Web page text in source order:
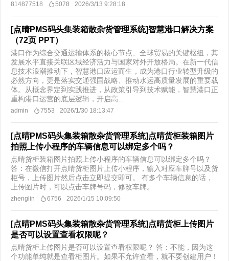
814877518 5078 2026/3/13 9:28:18
[点晴PMS码头集装箱散杂货管理系统]智慧港口解决方案
（72页 PPT）
港口作为综合交通运输体系的核心节点、全球贸易的关键枢纽，其
发展水平直接关联区域经济活力与国家对外开放格局。在新一代信
息技术浪潮推动下，智慧港口应运而生，成为港口行业转型升级的
必然方向，更是落实交通强国战略、推动水运高质量发展的重要载
体。从概念界定到实践推进，从政策引导到技术赋能，智慧港口正
重构港口运营的底层逻辑，开启高...
admin 7553 2026/1/30 18:13:47
[点晴PMS码头集装箱散杂货管理系统]点晴货柜装箱图片
拍照上传小程序的车辆信息可以绑定多个吗？
点晴货柜装箱图片拍照上传小程序的车辆信息可以绑定多个吗？
答：在微信打开点晴货柜图片上传小程序，输入对应车牌号以及货
柜号，上传图片然后点击立即提交即可。 有多个车辆信息的话，
上传图片时，可以点击车牌号码，修改车牌。​
zhenglin 6756 2026/1/15 10:09:50
[点晴PMS码头集装箱散杂货管理系统]点晴货柜上传图片
是否可以设置查看权限呢？
点晴货柜上传图片是否可以设置查看权限呢？ 答：不能，因为这
个功能单纯就是查看柜图片。如果不允许查看，就不要创建用户！